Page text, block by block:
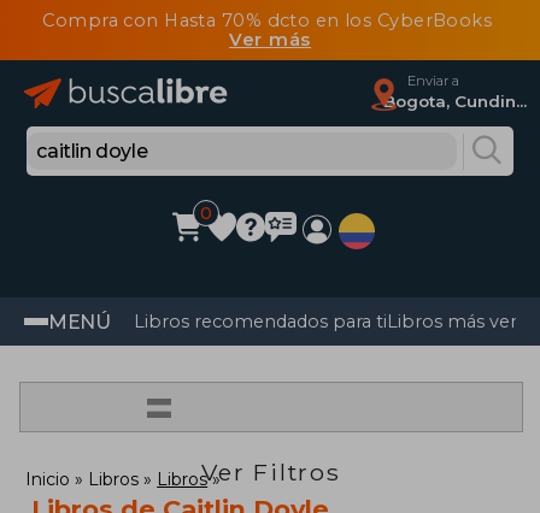
Compra con Hasta 70% dcto en los CyberBooks
Ver más
Enviar a
Bogota, Cundinamarca
0
MENÚ Libros recomendados para tiLibros más
=
Ver Filtros
Inicio Libros Libros